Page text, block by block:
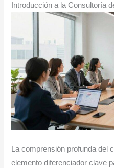
Introducción a la Consultoría
La comprensión profunda del
elemento diferenciador clave